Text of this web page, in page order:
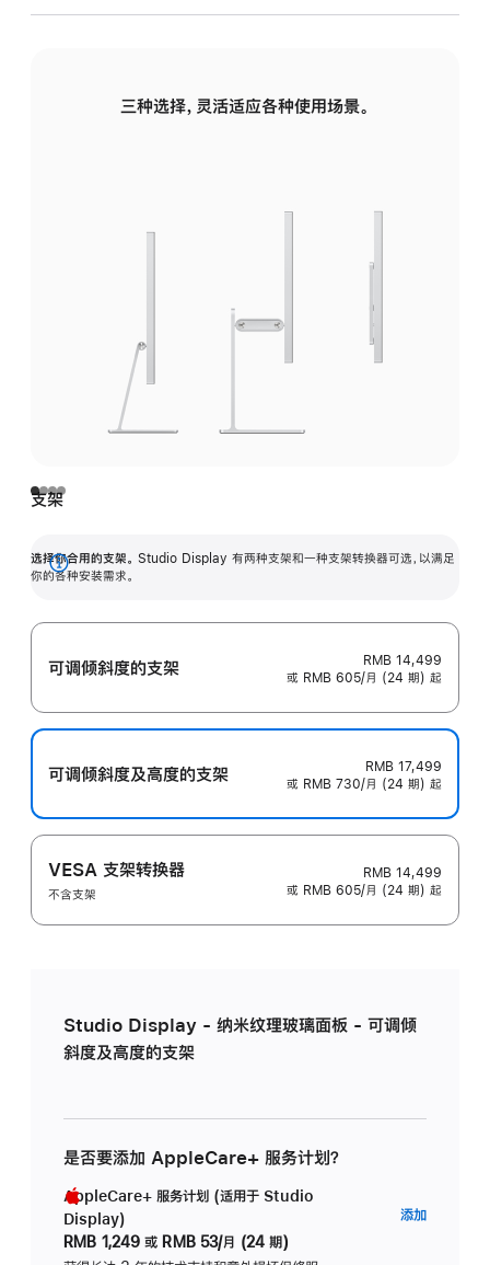
三种选择，灵活适应各种使用场景。
支架
选择你合用的支架。 Studio Display 有两种支架和一种支架转换器可选，以满足
你的各种安装需求。
展
可调倾斜度的支架
RMB 14,499
或 RMB 605/月 (24 期) 起
可调倾斜度及高‍度的支‍架
RMB 17,499
或 RMB 730/月 (24 期) 起
VESA 支架转换器
不含支架
RMB 14,499
或 RMB 605/月 (24 期) 起
Studio Display - 纳米纹理玻璃面板 - 可调倾
斜度及高度的支架
是否要添加 AppleCare+ 服务计划？
AppleCare+ 服务计划 (适用于 Studio
Display)
RMB 1,249 或 RMB 53/月 (24 期)
添加